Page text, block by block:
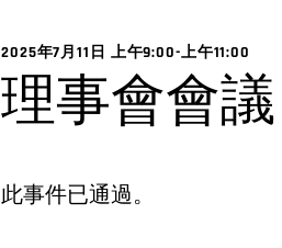
2025年7月11日 上午9:00-上午11:00
理事會會議
此事件已通過。